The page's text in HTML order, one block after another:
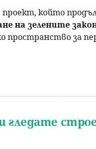
проект, който
на зелените
за
гледате